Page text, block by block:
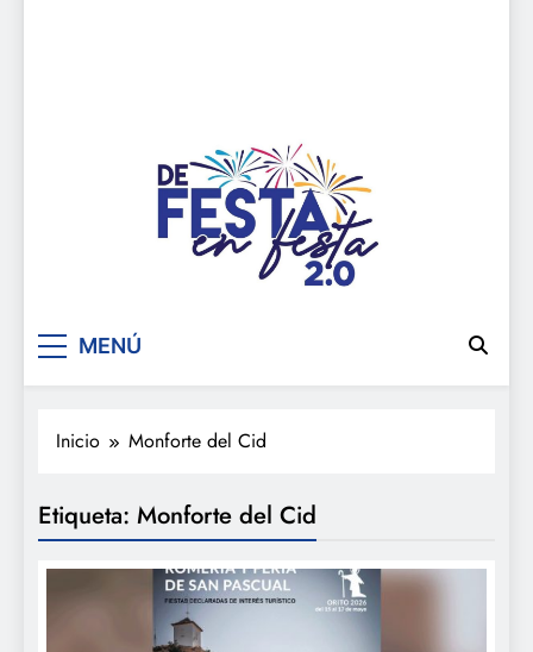
De festa en festa 2.0
MENÚ
Inicio Monforte del Cid
Etiqueta: Monforte del Cid